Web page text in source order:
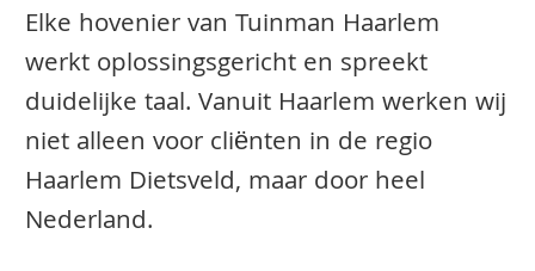
Elke hovenier van Tuinman Haarlem
werkt oplossingsgericht en spreekt
duidelijke taal. Vanuit Haarlem werken wij
niet alleen voor cliënten in de regio
Haarlem Dietsveld, maar door heel
Nederland.